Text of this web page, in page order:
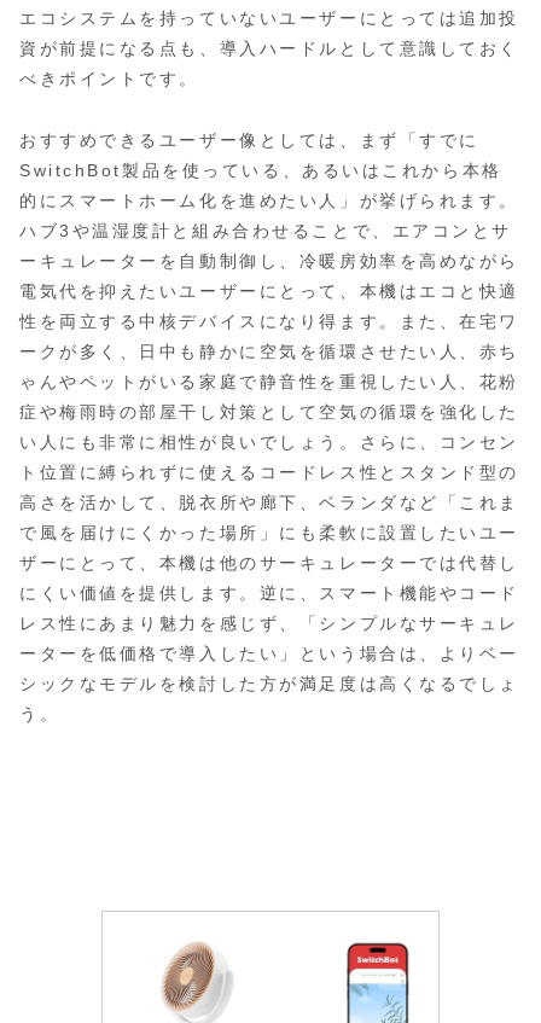
エコシステムを持っていないユーザーにとっては追加投
資が前提になる点も、導入ハードルとして意識しておく
べきポイントです。
おすすめできるユーザー像としては、まず「すでに
SwitchBot製品を使っている、あるいはこれから本格
的にスマートホーム化を進めたい人」が挙げられます。
ハブ3や温湿度計と組み合わせることで、エアコンとサ
ーキュレーターを自動制御し、冷暖房効率を高めながら
電気代を抑えたいユーザーにとって、本機はエコと快適
性を両立する中核デバイスになり得ます。また、在宅ワ
ークが多く、日中も静かに空気を循環させたい人、赤ち
ゃんやペットがいる家庭で静音性を重視したい人、花粉
症や梅雨時の部屋干し対策として空気の循環を強化した
い人にも非常に相性が良いでしょう。さらに、コンセン
ト位置に縛られずに使えるコードレス性とスタンド型の
高さを活かして、脱衣所や廊下、ベランダなど「これま
で風を届けにくかった場所」にも柔軟に設置したいユー
ザーにとって、本機は他のサーキュレーターでは代替し
にくい価値を提供します。逆に、スマート機能やコード
レス性にあまり魅力を感じず、「シンプルなサーキュレ
ーターを低価格で導入したい」という場合は、よりベー
シックなモデルを検討した方が満足度は高くなるでしょ
う。